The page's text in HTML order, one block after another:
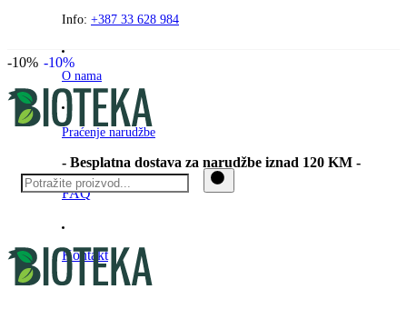
PreskočiteInfo: +387 33 628 984
O nama
Praćenje narudžbe
- Besplatna dostava za narudžbe iznad 120 KM -
FAQ
Kontakt
-10% -10%